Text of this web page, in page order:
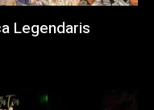
Legendaris